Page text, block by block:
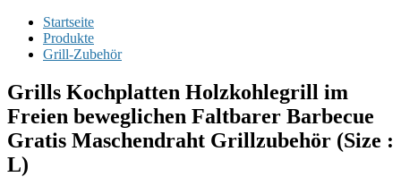
Startseite
Produkte
Grill-Zubehör
Grills Kochplatten Holzkohlegrill im
Freien beweglichen Faltbarer Barbecue
Gratis Maschendraht Grillzubehör (Size :
L)